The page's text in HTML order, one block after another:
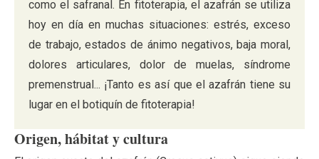
como el safranal. En fitoterapia, el azafrán se utiliza
hoy en día en muchas situaciones: estrés, exceso
de trabajo, estados de ánimo negativos, baja moral,
dolores articulares, dolor de muelas, síndrome
premenstrual... ¡Tanto es así que el azafrán tiene su
lugar en el botiquín de fitoterapia!
Origen, hábitat y cultura